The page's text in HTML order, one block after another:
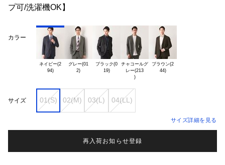
プ可/洗濯機OK】
カラー
ネイビー(2
94)
グレー(01
ブラック(0
19)
チャコールグ
レー(213
)
ブラウン(2
44)
サイズ 01(S) 02(M) 03(L) 04(LL)
サイズ詳細を見る
再入荷お知らせ登録